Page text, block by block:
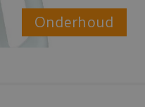
Onderhoud